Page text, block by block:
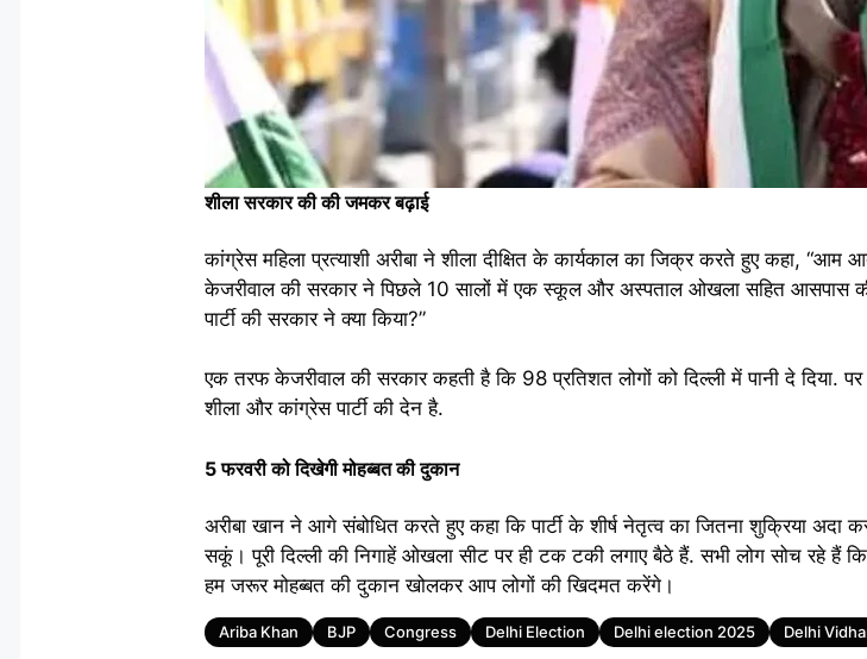
शीला सरकार की की जमकर बढ़ाई
कांग्रेस महिला प्रत्याशी अरीबा ने शीला दीक्षित के कार्यकाल का जिक्र करते हुए कहा,
केजरीवाल की सरकार ने पिछले 10 सालों में एक स्कूल और अस्पताल ओखला सहित आसपास
पार्टी की सरकार ने क्या किया?”
एक तरफ केजरीवाल की सरकार कहती है कि 98 प्रतिशत लोगों को दिल्ली में पानी दे दिया.
शीला और कांग्रेस पार्टी की देन है.
5 फरवरी को दिखेगी मोहब्बत की दुकान
अरीबा खान ने आगे संबोधित करते हुए कहा कि पार्टी के शीर्ष नेतृत्व का जितना शुक्रिया
सकूं। पूरी दिल्ली की निगाहें ओखला सीट पर ही टक टकी लगाए बैठे हैं. सभी लोग सोच रहे हैं
हम जरूर मोहब्बत की दुकान खोलकर आप लोगों की खिदमत करेंगे।
Tags
Ariba Khan BJP Congress Delhi Election Delhi election 2025 Delhi